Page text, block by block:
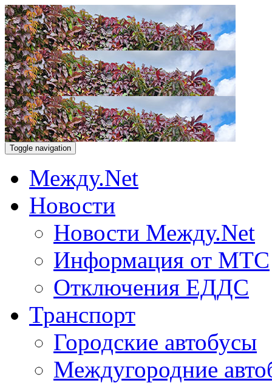
Toggle navigation
Между.Net
Новости
Новости Между.Net
Информация от МТС
Отключения ЕДДС
Транспорт
Городские автобусы
Междугородние